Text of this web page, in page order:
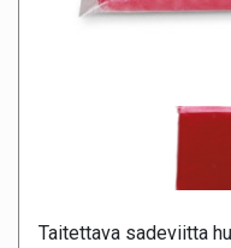
Taitettava sadeviitta